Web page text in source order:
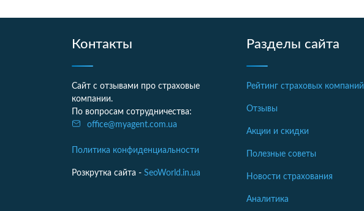
Контакты
Сайт с отзывами про страховые
компании.
По вопросам сотрудничества:
office@myagent.com.ua
Политика конфиденциальности
Розкрутка сайта - SeoWorld.in.ua
Разделы сайта
Рейтинг страховых компаний
Отзывы
Акции и скидки
Полезные советы
Новости страхования
Аналитика